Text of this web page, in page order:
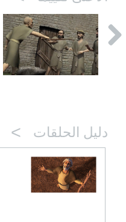
دليل الحلقات >